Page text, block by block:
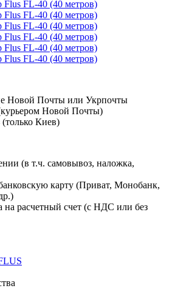
Новой Почты или Укрпочты
Новой Почты)
Киев)
(в т.ч. самовывоз, наложка,
карту (Приват, Монобанк,
на расчетный счет (с НДС или без